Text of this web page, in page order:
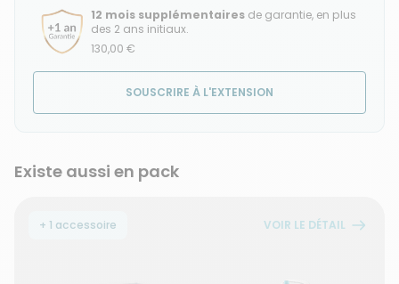
12 mois supplémentaires de garantie, en plus
des 2 ans initiaux.
130,00 €
SOUSCRIRE À L'EXTENSION
Existe aussi en pack
+ 1 accessoire VOIR LE DÉTAIL